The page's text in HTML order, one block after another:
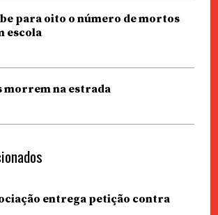
para oito o número de mortos
escola
morrem na estrada
entrega petição contra